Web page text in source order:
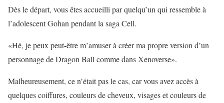
Dès le départ, vous êtes accueilli par quelqu’un qui ressemble à
l’adolescent Gohan pendant la saga Cell.
«Hé, je peux peut-être m’amuser à créer ma propre version d’un
personnage de Dragon Ball comme dans Xenoverse».
Malheureusement, ce n’était pas le cas, car vous avez accès à
quelques coiffures, couleurs de cheveux, visages et couleurs de